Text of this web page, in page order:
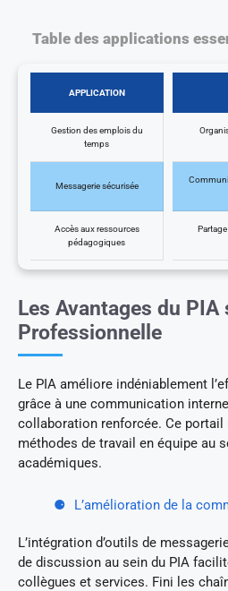
Table des applications
APPLICATION
Gestion des emplois du
temps
Messagerie sécurisée
Accès aux ressources
pédagogiques
Les Avantages du PIA
Professionnelle
Le PIA améliore indéniablement
grâce à une communication
collaboration renforcée. Ce portail
méthodes de travail en équipe au
académiques.
L’amélioration de la
L’intégration d’outils de
de discussion au sein du PIA
collègues et services. Fini les